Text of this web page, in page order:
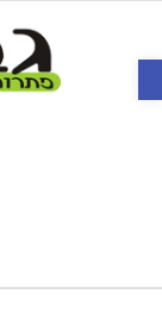
פתח סרגל נגישות